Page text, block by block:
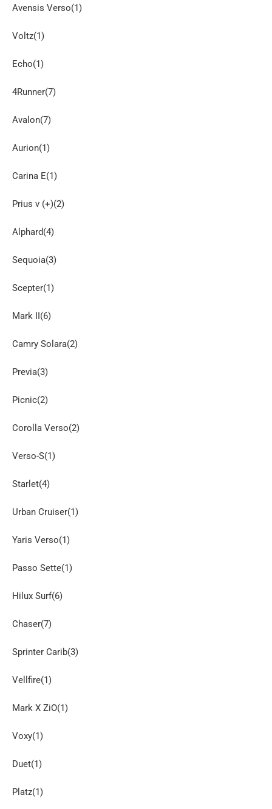
Avensis Verso(1)
Voltz(1)
Echo(1)
4Runner(7)
Avalon(7)
Aurion(1)
Carina E(1)
Prius v (+)(2)
Alphard(4)
Sequoia(3)
Scepter(1)
Mark II(6)
Camry Solara(2)
Previa(3)
Picnic(2)
Corolla Verso(2)
Verso-S(1)
Starlet(4)
Urban Cruiser(1)
Yaris Verso(1)
Passo Sette(1)
Hilux Surf(6)
Chaser(7)
Sprinter Carib(3)
Vellfire(1)
Mark X ZiO(1)
Voxy(1)
Duet(1)
Platz(1)